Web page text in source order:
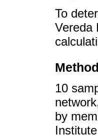
To
Vereda
10
by